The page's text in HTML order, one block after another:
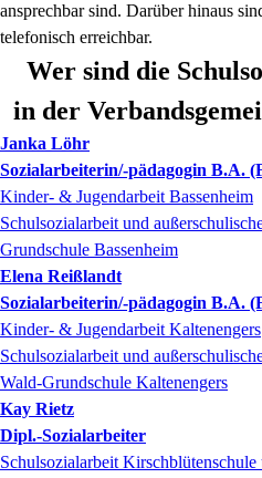
ansprechbar sind. Darüber hinaus
telefonisch erreichbar.
Wer sind die
in der
Janka Löhr
Sozialarbeiterin/-pädagogin B.A.
Kinder- & Jugendarbeit Bassenheim
Schulsozialarbeit und
Grundschule Bassenheim
Elena Reißlandt
Sozialarbeiterin/-pädagogin B.A.
Kinder- & Jugendarbeit Kaltenengers
Schulsozialarbeit und
Wald-Grundschule Kaltenengers
Kay Rietz
Dipl.-Sozialarbeiter
Schulsozialarbeit